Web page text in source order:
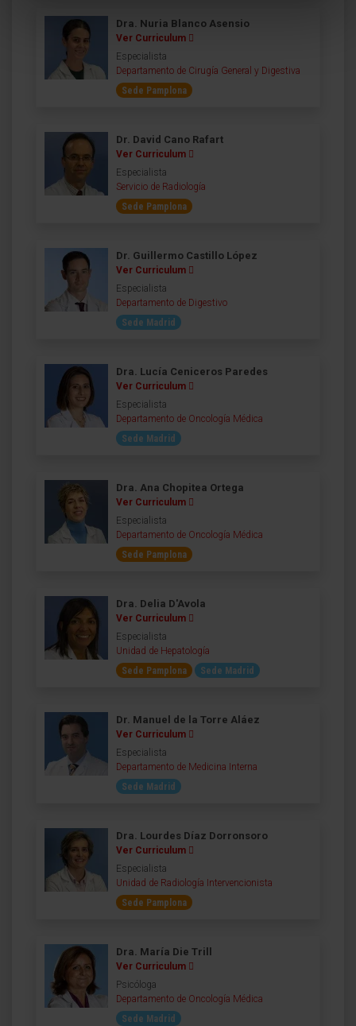
Dra. Nuria Blanco Asensio
Ver Curriculum
Especialista
Departamento de Cirugía General y Digestiva
Sede Pamplona
Dr. David Cano Rafart
Ver Curriculum
Especialista
Servicio de Radiología
Sede Pamplona
Dr. Guillermo Castillo López
Ver Curriculum
Especialista
Departamento de Digestivo
Sede Madrid
Dra. Lucía Ceniceros Paredes
Ver Curriculum
Especialista
Departamento de Oncología Médica
Sede Madrid
Dra. Ana Chopitea Ortega
Ver Curriculum
Especialista
Departamento de Oncología Médica
Sede Pamplona
Dra. Delia D'Avola
Ver Curriculum
Especialista
Unidad de Hepatología
Sede Pamplona
Sede Madrid
Dr. Manuel de la Torre Aláez
Ver Curriculum
Especialista
Departamento de Medicina Interna
Sede Madrid
Dra. Lourdes Díaz Dorronsoro
Ver Curriculum
Especialista
Unidad de Radiología Intervencionista
Sede Pamplona
Dra. María Die Trill
Ver Curriculum
Psicóloga
Departamento de Oncología Médica
Sede Madrid